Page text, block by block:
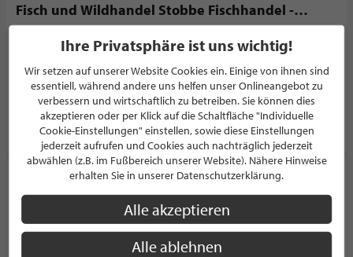
Fisch und Wildhandel Stobbe Fischhandel -
Hariksee
FISCHGESCHÄFT
Mühlrather Mühle 5
41366 Schwalmtal
Deutschland
PROFIL
Der Fischwirt | Jens Ewen
FISCHGESCHÄFT
Siegburger Str. 16
56072 Koblenz
Deutschland
Ihre Privatsphäre ist uns wichtig!
Wir setzen auf unserer Website Cookies ein. Einige von ihnen sind
essentiell, während andere uns helfen unser Onlineangebot zu
verbessern und wirtschaftlich zu betreiben. Sie können dies
akzeptieren oder per Klick auf die Schaltfläche "Individuelle
Cookie-Einstellungen" einstellen, sowie diese Einstellungen
jederzeit aufrufen und Cookies auch nachträglich jederzeit
abwählen (z.B. im Fußbereich unserer Website). Nähere Hinweise
erhalten Sie in unserer Datenschutzerklärung.
Alle akzeptieren
Alle ablehnen